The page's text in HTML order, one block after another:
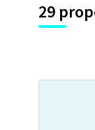
29